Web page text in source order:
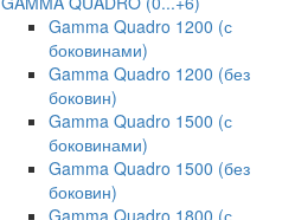
Gamma Quadro 1200 (с
боковинами)
Gamma Quadro 1200 (без
боковин)
Gamma Quadro 1500 (с
боковинами)
Gamma Quadro 1500 (без
боковин)